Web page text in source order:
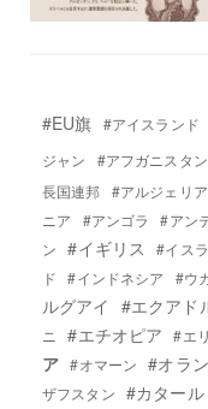
#EU旗 #アイスランド
ジャン
#アフガニスタン
長国連邦 #アルジェリア
ニア
#アンゴラ #アン
ン
#イギリス #イス
ド
#インドネシア #ウ
ルグアイ #エクアド
ニ
#エチオピア #エ
ア #オマーン #オラ
ザフスタン #カタール